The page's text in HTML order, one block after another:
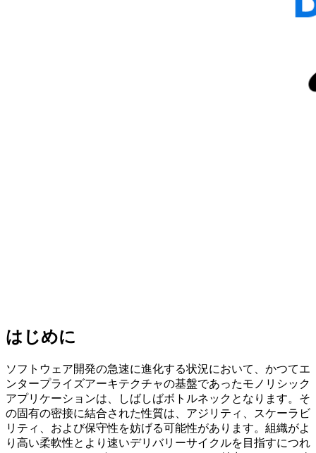
はじめに
ソフトウェア開発の急速に進化する状況において、かつてエ
ンタープライズアーキテクチャの基盤であったモノリシック
アプリケーションは、しばしばボトルネックとなります。そ
の固有の密接に結合された性質は、アジリティ、スケーラビ
リティ、および保守性を妨げる可能性があります。組織がよ
り高い柔軟性とより速いデリバリーサイクルを目指すにつれ